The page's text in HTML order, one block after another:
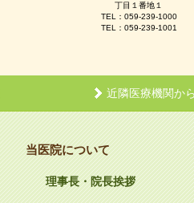
丁目１番地１
TEL：059-239-1000
TEL：059-239-1001
近隣医療機関か
当医院について
理事長・院長挨拶